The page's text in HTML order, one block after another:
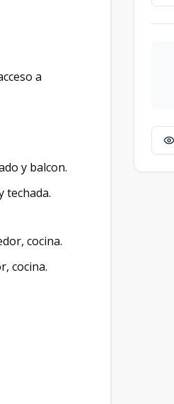
a
y balcon.
techada.
cocina.
cocina.